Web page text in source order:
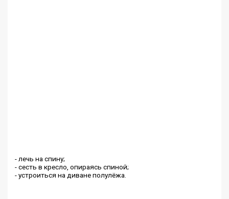
- лечь на спину;
- сесть в кресло, опираясь спиной;
- устроиться на диване полулёжа.